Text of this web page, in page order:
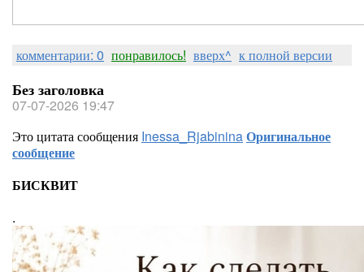
комментарии: 0 понравилось! вверх^ к полной версии
Без заголовка
07-07-2026 19:47
Это цитата сообщения Inessa_RjabininaОригинальное
сообщение
БИСКВИТ
.